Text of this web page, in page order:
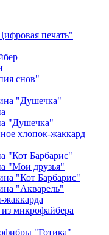
печать"
снов"
"Душечка"
"Душечка"
хлопок-жаккард
"Кот Барбарис"
"Мои друзья"
"Кот Барбарис"
"Акварель"
жаккарда
микрофайбера
"Готика"